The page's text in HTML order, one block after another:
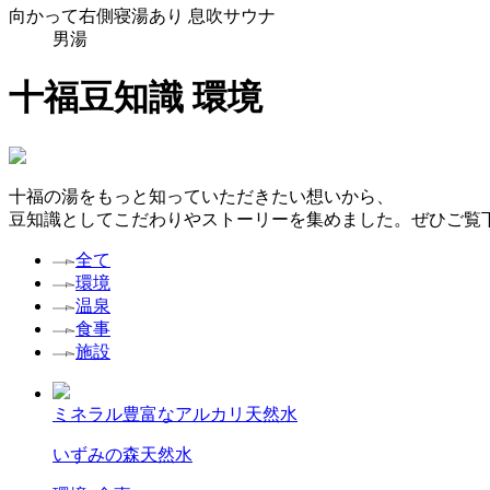
向かって右側寝湯あり 息吹サウナ
男湯
十福豆知識環境
十福の湯をもっと知っていただきたい想いから、
豆知識としてこだわりやストーリーを集めました。ぜひご覧
全て
環境
温泉
食事
施設
ミネラル豊富なアルカリ天然水
いずみの森天然水